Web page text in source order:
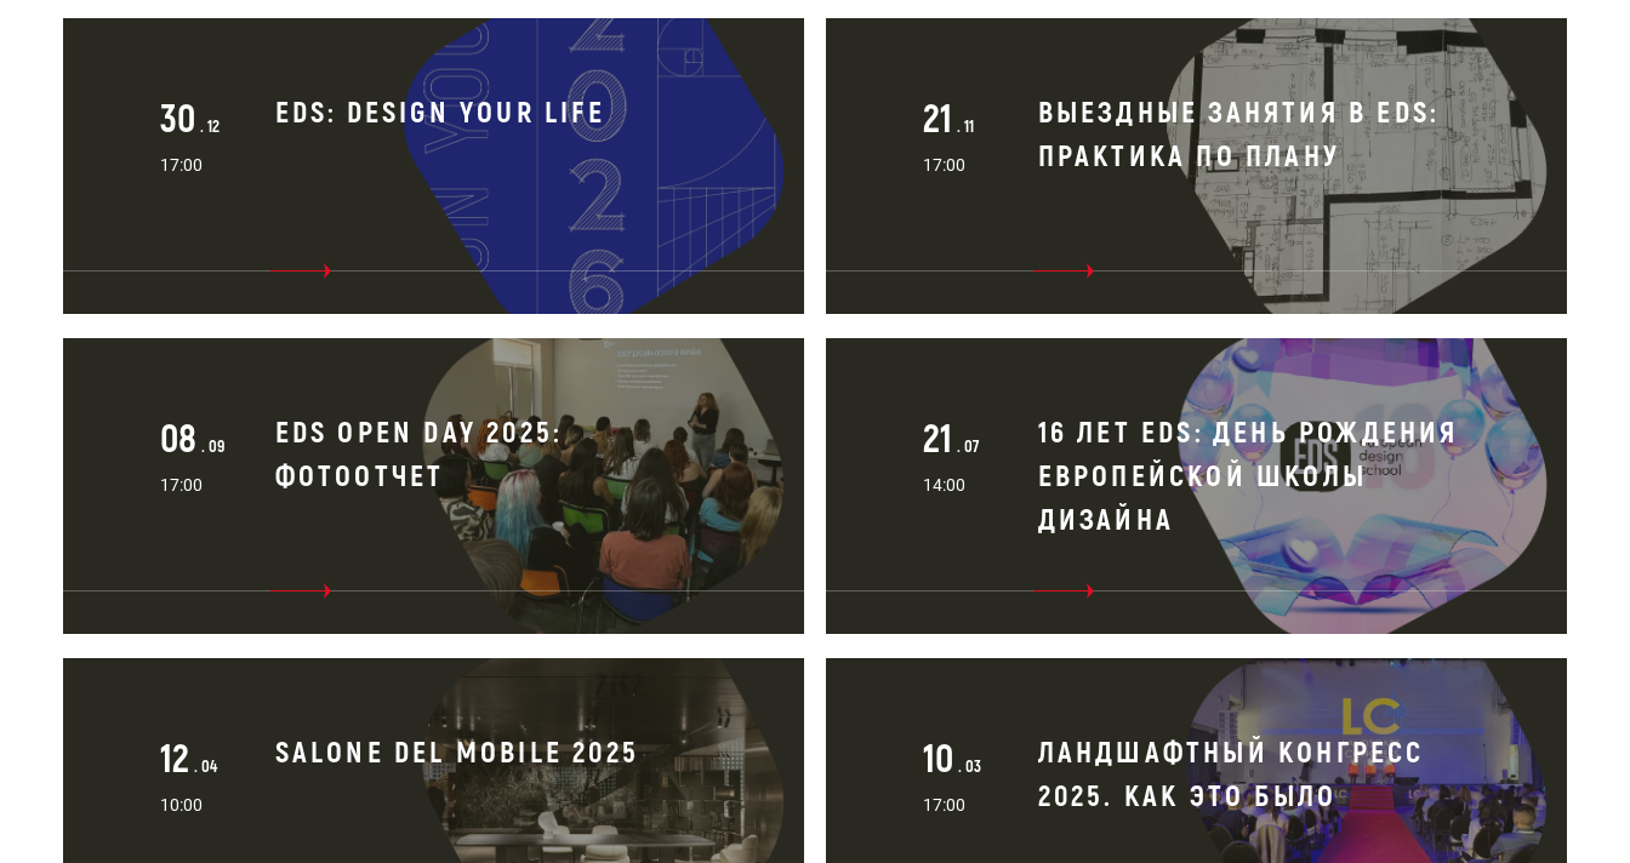
30 . 12
17:00
EDS: DESIGN YOUR LIFE 21 . 11
17:00
ВЫЕЗДНЫЕ ЗАНЯТИЯ В EDS:
ПРАКТИКА ПО ПЛАНУ
08 . 09
17:00
EDS OPEN DAY 2025:
ФОТООТЧЕТ
21 . 07
14:00
16 ЛЕТ EDS: ДЕНЬ РОЖДЕНИЯ
ЕВРОПЕЙСКОЙ ШКОЛЫ
ДИЗАЙНА
12 . 04
10:00
SALONE DEL MOBILE 2025 10 . 03
17:00
ЛАНДШАФТНЫЙ КОНГРЕСС
2025. КАК ЭТО БЫЛО